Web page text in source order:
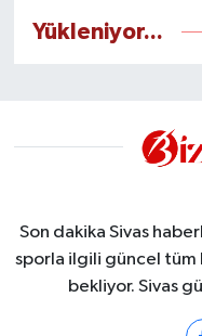
Yükleniyor...
Son dakika Sivas
sporla ilgili güncel tüm
bekliyor. Sivas